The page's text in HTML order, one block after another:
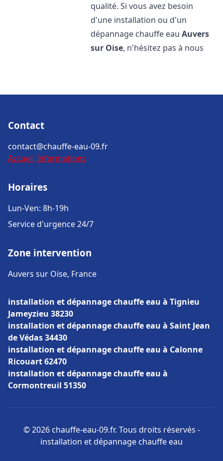
qualité. Si vous avez besoin
d'une installation ou d'un
dépannage chauffe eauAuvers
sur Oise, n'hésitez pas à nous
Contact
contact@chauffe-eau-09.fr
Accueil Informations
Horaires
Lun-Ven: 8h-19h
Service d'urgence 24/7
Zone intervention
Auvers sur Oise, France
installation et dépannage chauffe eau à Tignieu
Jameyzieu 38230
installation et dépannage chauffe eau à Saint Jean
de Védas 34430
installation et dépannage chauffe eau à Calonne
Ricouart 62470
installation et dépannage chauffe eau à
Cormontreuil 51350
© 2026 chauffe-eau-09.fr. Tous droits réservés -
installation et dépannage chauffe eau